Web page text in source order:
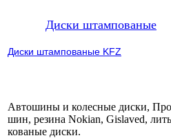
Диски штампованые
Диски штампованые KFZ
Автошины и колесные диски,
шин, резина Nokian, Gislaved,
кованые диски.